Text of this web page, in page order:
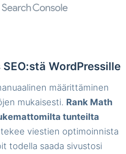
WordPressille
määrittäminen
mukaisesti. Rank Math
tunteilta
viestien optimoinnista
todella saada sivustosi